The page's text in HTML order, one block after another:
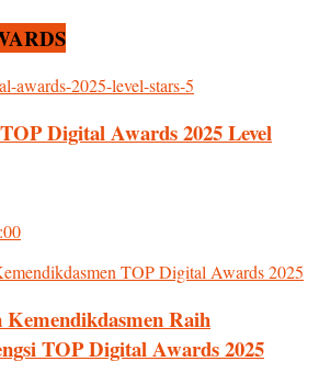
Digital Awards 2025 Level
Raih
TOP Digital Awards 2025